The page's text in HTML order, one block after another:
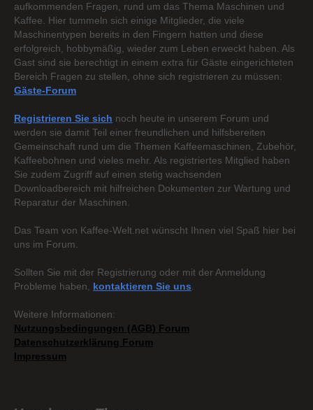
aufkommenden Fragen, rund um das Thema Maschinen und
Kaffee. Hier tummeln sich einige Mitglieder, die viele
Maschinentypen bereits in den Fingern hatten und diese
erfolgreich, hobbymäßig, wieder zum Leben erweckt haben. Als
Gast sind sie berechtigt in einem extra für Gäste eingerichteten
Bereich Fragen zu stellen, ohne sich registrieren zu müssen:
Gäste-Forum
Registrieren Sie sich noch heute in unserem Forum und
werden sie damit Teil einer freundlichen und hilfsbereiten
Gemeinschaft rund um die Themen Kaffeemaschinen, Zubehör,
Kaffeebohnen und vieles mehr. Als registriertes Mitglied haben
Sie zudem Zugriff auf einen stetig wachsenden
Downloadbereich mit hilfreichen Dokumenten zur Wartung und
Reparatur der Maschinen.
Das Team von Kaffee-Welt.net wünscht Ihnen viel Spaß hier bei
uns im Forum.
Sollten Sie mit der Registrierung oder mit der Anmeldung
Probleme haben, kontaktieren Sie uns
Weitere Informationen:
Nutzungsbedingungen (AGB) Forum
Datenschutzerklärung Forum
Impressum